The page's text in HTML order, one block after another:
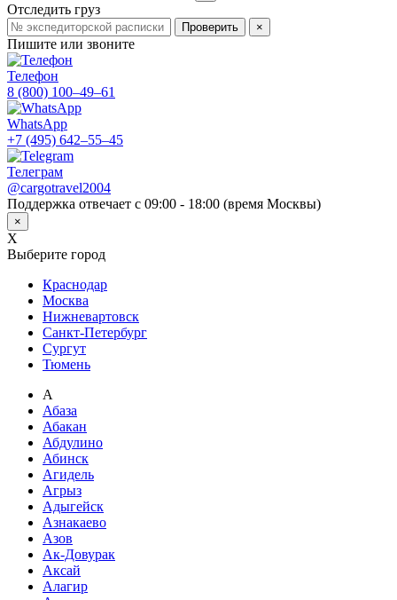
Отследить груз
Проверить ×
Пишите или звоните
Телефон
8 (800) 100–49–61
WhatsApp
+7 (495) 642–55–45
Телеграм
@cargotravel2004
Поддержка отвечает с 09:00 - 18:00 (время Москвы)
×
X
Выберите город
Краснодар
Москва
Нижневартовск
Санкт-Петербург
Сургут
Тюмень
А
Абаза
Абакан
Абдулино
Абинск
Агидель
Агрыз
Адыгейск
Азнакаево
Азов
Ак-Довурак
Аксай
Алагир